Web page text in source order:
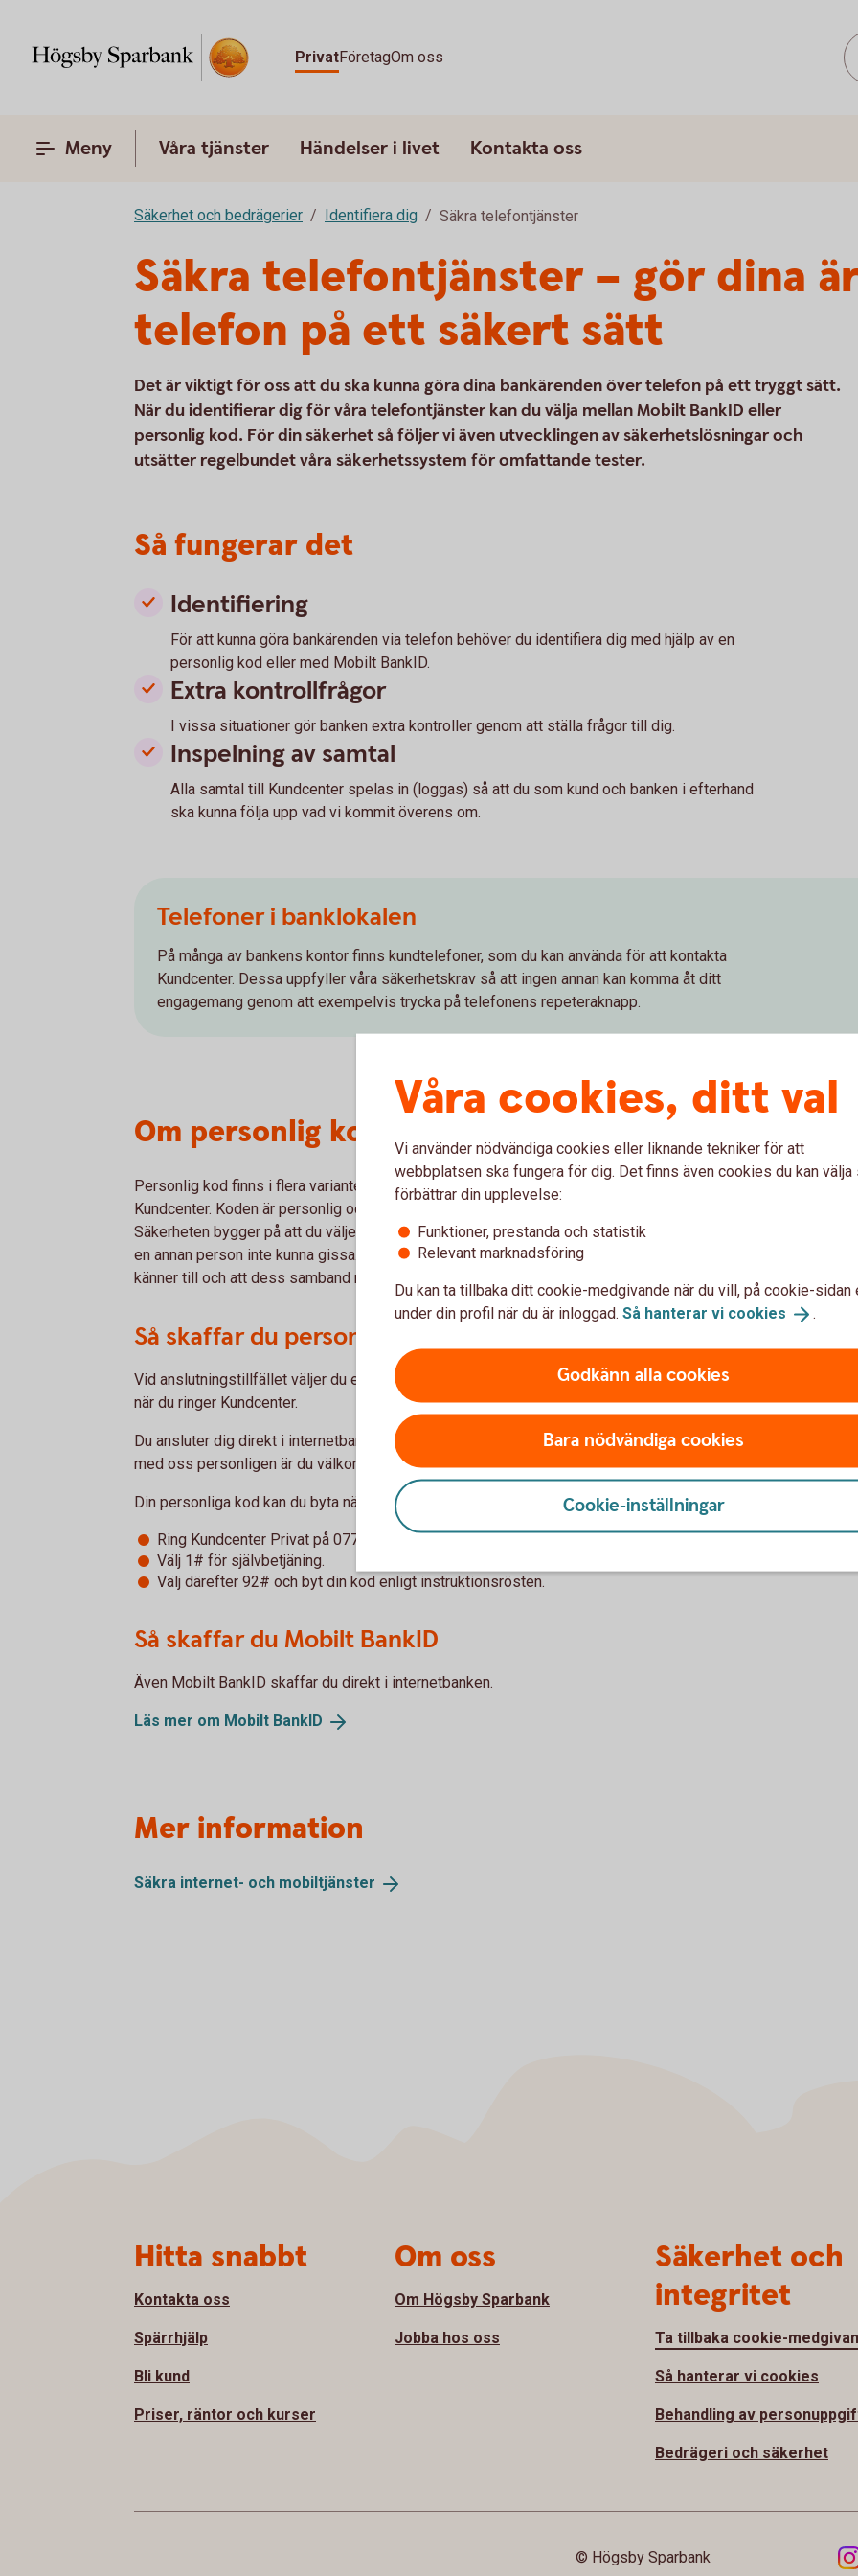
PrivatFöretagOm oss
Meny Våra tjänster Händelser i livet Kontakta oss
Säkerhet och bedrägerier Identifiera dig Säkra telefontjänster
Säkra telefontjänster – gör dina
telefon på ett säkert sätt
Det är viktigt för oss att du ska kunna göra dina bankärenden över telefon på ett tryggt sätt.
När du identifierar dig för våra telefontjänster kan du välja mellan Mobilt BankID eller
personlig kod. För din säkerhet så följer vi även utvecklingen av säkerhetslösningar och
utsätter regelbundet våra säkerhetssystem för omfattande tester.
Så fungerar det
Identifiering
För att kunna göra bankärenden via telefon behöver du identifiera dig med hjälp av en
personlig kod eller med Mobilt BankID.
Extra kontrollfrågor
I vissa situationer gör banken extra kontroller genom att ställa frågor till dig.
Inspelning av samtal
Alla samtal till Kundcenter spelas in (loggas) så att du som kund och banken i efterhand
ska kunna följa upp vad vi kommit överens om.
Telefoner i banklokalen
På många av bankens kontor finns kundtelefoner, som du kan använda för att kontakta
Kundcenter. Dessa uppfyller våra säkerhetskrav så att ingen annan kan komma åt ditt
engagemang genom att exempelvis trycka på telefonens repeteraknapp.
Om personlig kod och Mobilt BankID
Personlig kod finns i flera varianter, bland annat för våra tjänster när du ringer vårt
Kundcenter. Koden är personlig och får inte användas av någon annan än dig själv.
Säkerheten bygger på att du väljer en bra kod och att du skyddar koden. En bra kod ska
en annan person inte kunna gissa. Koden ska förvaras på ett säkert sätt, som bara du
känner till och att dess samband med tjänsten inte framgår.
Så skaffar du personlig kod
Vid anslutningstillfället väljer du en femsiffrig kod som du använder för att identifiera dig
när du ringer Kundcenter.
Du ansluter dig direkt i internetbanken. Är du ny kund i Högsby Sparbank eller vill prata
med oss personligen är du välkommen in på närmaste bankkontor.
Din personliga kod kan du byta när som helst i internetbanken eller i självbetjäning:
Ring Kundcenter Privat på 0771-22 11 22 eller Företag på 0771-33 44 33.
Välj 1# för självbetjäning.
Välj därefter 92# och byt din kod enligt instruktionsrösten.
Så skaffar du Mobilt BankID
Även Mobilt BankID skaffar du direkt i internetbanken.
Läs mer om Mobilt BankID
Mer information
Säkra internet- och mobiltjänster
Våra cookies, ditt val
Vi använder nödvändiga cookies eller liknande tekniker för att
webbplatsen ska fungera för dig. Det finns även cookies du kan välja
förbättrar din upplevelse:
Funktioner, prestanda och statistik
Relevant marknadsföring
Du kan ta tillbaka ditt cookie-medgivande när du vill, på cookie-sidan
under din profil när du är inloggad. Så hanterar vi cookies .
Godkänn alla cookies
Bara nödvändiga cookies
Cookie-inställningar
Hitta snabbt
Kontakta oss
Spärrhjälp
Bli kund
Priser, räntor och kurser
Om oss
Om Högsby Sparbank
Jobba hos oss
Säkerhet och
integritet
Ta tillbaka cookie-
Så hanterar vi cookies
Behandling av
Bedrägeri och säkerhet
© Högsby Sparbank